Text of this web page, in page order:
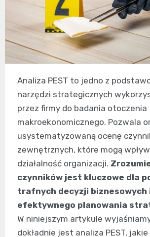
Analiza PEST to jedno z
narzędzi strategicznych
przez firmy do badania otoczenia
makroekonomicznego. Pozwala
usystematyzowaną ocenę
zewnętrznych, które mogą
działalność organizacji.
czynników jest kluczowe dla
trafnych decyzji biznesowych
efektywnego planowania
W niniejszym artykule
dokładnie jest analiza PEST,